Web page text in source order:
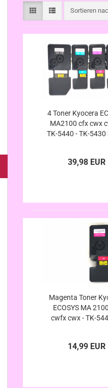
Sortieren
Sortieren
4 Toner Kyocera
MA2100 cfx cwx
TK-5440 - TK-5430
39,98 EUR
Magenta Toner
ECOSYS MA
cwfx cwx - TK-
14,99 EUR